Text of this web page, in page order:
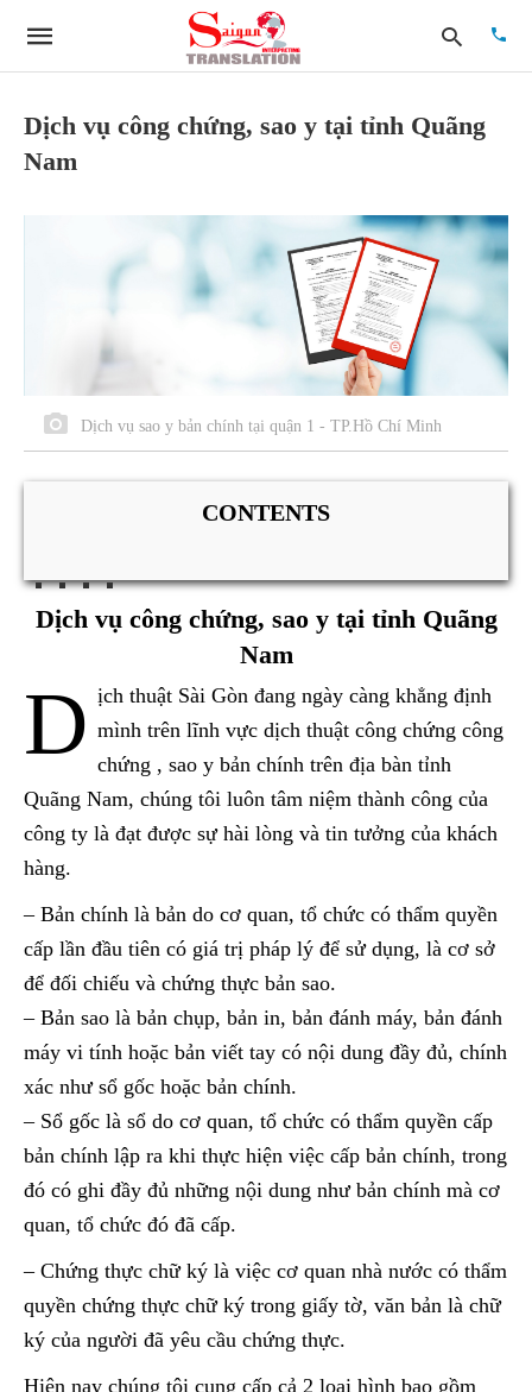
and
Dịch vụ công chứng, sao y tại tỉnh Quãng
Nam
Dịch vụ sao y bản chính tại quận 1 - TP.Hồ Chí Minh
CONTENTS
Dịch vụ công chứng, sao y tại tỉnh Quãng
Nam
D ịch thuật Sài Gòn đang ngày càng khẳng định
mình trên lĩnh vực dịch thuật công chứng công
chứng , sao y bản chính trên địa bàn tỉnh
Quãng Nam, chúng tôi luôn tâm niệm thành công của
công ty là đạt được sự hài lòng và tin tưởng của khách
hàng.
– Bản chính là bản do cơ quan, tổ chức có thẩm quyền
cấp lần đầu tiên có giá trị pháp lý để sử dụng, là cơ sở
để đối chiếu và chứng thực bản sao.
– Bản sao là bản chụp, bản in, bản đánh máy, bản đánh
máy vi tính hoặc bản viết tay có nội dung đầy đủ, chính
xác như sổ gốc hoặc bản chính.
– Sổ gốc là sổ do cơ quan, tổ chức có thẩm quyền cấp
bản chính lập ra khi thực hiện việc cấp bản chính, trong
đó có ghi đầy đủ những nội dung như bản chính mà cơ
quan, tổ chức đó đã cấp.
– Chứng thực chữ ký là việc cơ quan nhà nước có thẩm
quyền chứng thực chữ ký trong giấy tờ, văn bản là chữ
ký của người đã yêu cầu chứng thực.
Hiện nay chúng tôi cung cấp cả 2 loại hình bao gồm